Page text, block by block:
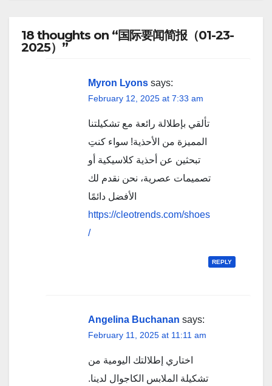
18 thoughts on “国际要闻简报（01-23-
2025）”
Myron Lyons says:
February 12, 2025 at 7:33 am
تألقي بإطلالة رائعة مع تشكيلتنا
المميزة من الأحذية! سواء كنتِ
تبحثين عن أحذية كلاسيكية أو
تصميمات عصرية، نحن نقدم لك
الأفضل دائمًا
https://cleotrends.com/shoes
/
REPLY
Angelina Buchanan says:
February 11, 2025 at 11:11 am
اختاري إطلالتك اليومية من
تشكيلة الملابس الكاجوال لدينا.